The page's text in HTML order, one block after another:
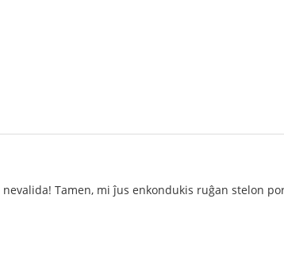
nevalida! Tamen, mi ĵus enkondukis ruĝan stelon